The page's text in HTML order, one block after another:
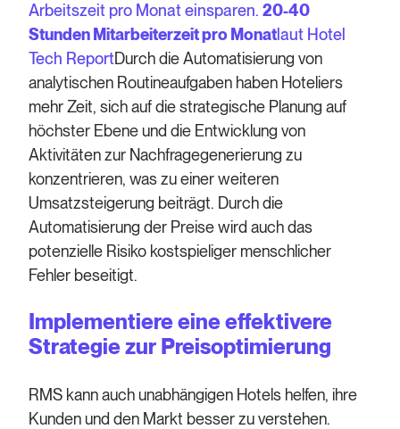
Arbeitszeit pro Monat einsparen.20-40
Stunden Mitarbeiterzeit pro Monatlaut Hotel
Tech ReportDurch die Automatisierung von
analytischen Routineaufgaben haben Hoteliers
mehr Zeit, sich auf die strategische Planung auf
höchster Ebene und die Entwicklung von
Aktivitäten zur Nachfragegenerierung zu
konzentrieren, was zu einer weiteren
Umsatzsteigerung beiträgt. Durch die
Automatisierung der Preise wird auch das
potenzielle Risiko kostspieliger menschlicher
Fehler beseitigt.
Implementiere eine effektivere
Strategie zur Preisoptimierung
RMS kann auch unabhängigen Hotels helfen, ihre
Kunden und den Markt besser zu verstehen.